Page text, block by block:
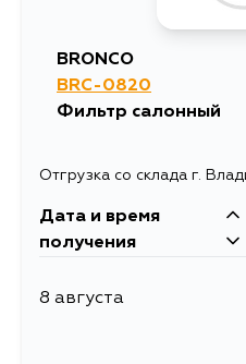
BRONCO
BRC-0820
Фильтр салонный
Отгрузка со склада г.
Дата и время
получения
8 августа